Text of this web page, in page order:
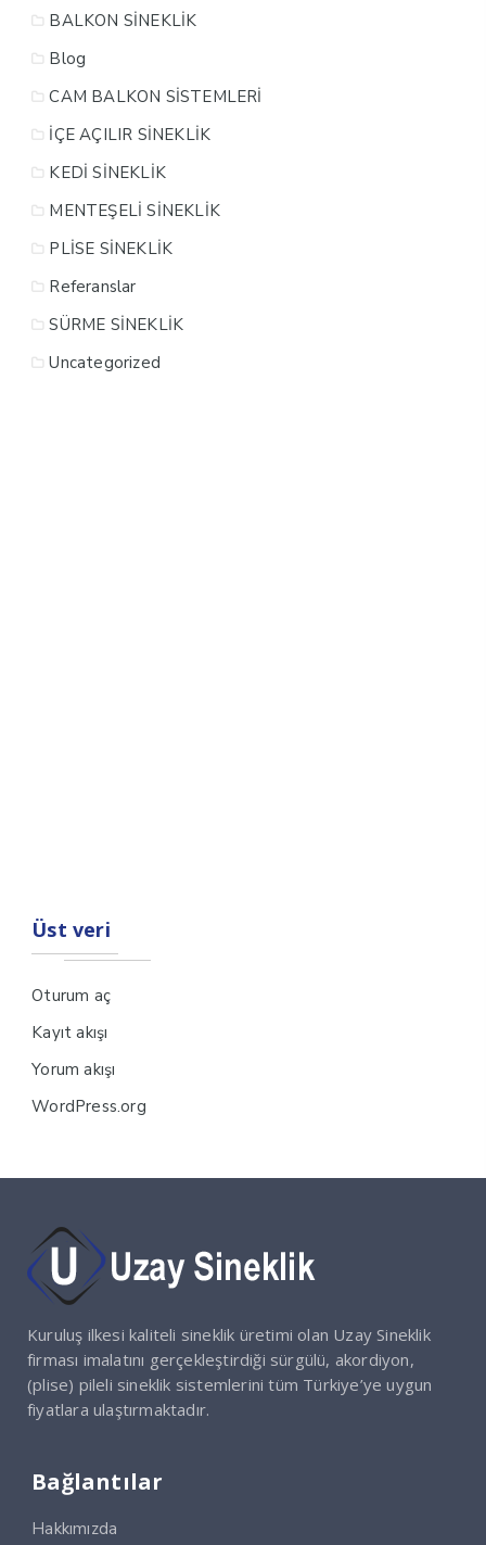
BALKON SİNEKLİK
Blog
CAM BALKON SİSTEMLERİ
İÇE AÇILIR SİNEKLİK
KEDİ SİNEKLİK
MENTEŞELİ SİNEKLİK
PLİSE SİNEKLİK
Referanslar
SÜRME SİNEKLİK
Uncategorized
Üst veri
Oturum aç
Kayıt akışı
Yorum akışı
WordPress.org
Kuruluş ilkesi kaliteli sineklik üretimi olan Uzay Sineklik
firması imalatını gerçekleştirdiği sürgülü, akordiyon,
(plise) pileli sineklik sistemlerini tüm Türkiye’ye uygun
fiyatlara ulaştırmaktadır.
Bağlantılar
Hakkımızda